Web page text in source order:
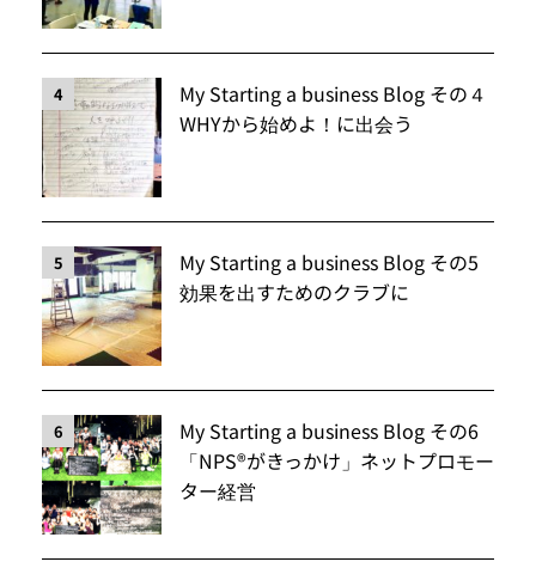
4
My Starting a business Blog その４
WHYから始めよ！に出会う
5
My Starting a business Blog その5
効果を出すためのクラブに
6
My Starting a business Blog その6
「NPS®️がきっかけ」ネットプロモー
ター経営